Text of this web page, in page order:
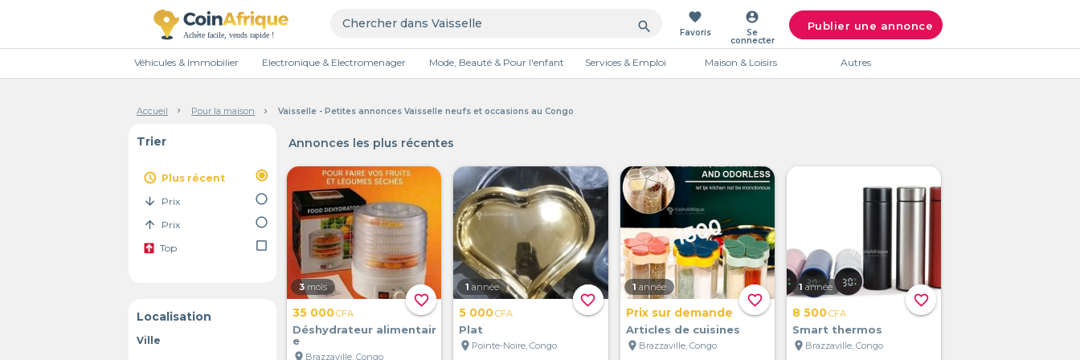
search
favorite
Favoris
account_circle
Se
connecter
Publier une annonce
Véhicules & Immobilier Electronique & Electromenager Mode, Beauté & Pour l'enfant Services & Emploi Maison & Loisirs Autres
Accueil Pour la maison Vaisselle - Petites annonces Vaisselle neufs et occasions au Congo
Trier
access_time Plus récent
radio_button_checked
arrow_downward
Prix
radio_button_unchecked
arrow_upward
Prix radio_button_unchecked
Top check_box_outline_blank
Localisation
Ville
Annonces les plus récentes
favorite_border
3 mois
35 000CFA
Déshydrateur alimentair
e
location_on Brazzaville, Congo
favorite_border
1 année
5 000CFA
Plat
location_on Pointe-Noire, Congo
favorite_border
1 année
Prix sur demande
Articles de cuisines
location_on Brazzaville, Congo
favorite_border
1 année
8 500CFA
Smart thermos
location_on Brazzaville, Congo